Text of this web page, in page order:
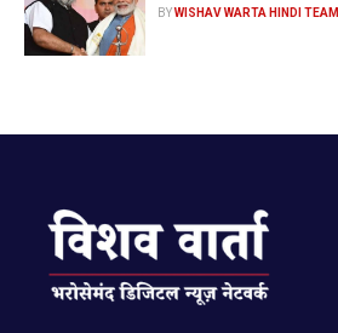
BYWISHAV WARTA HINDI TEAM